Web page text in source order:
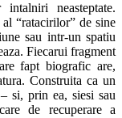
neasteptate.
“ratacirilor” de sine
sau intr-un spatiu
Fiecarui fragment
fapt biografic are,
Construita ca un
si, prin ea, siesi sau
de recuperare a